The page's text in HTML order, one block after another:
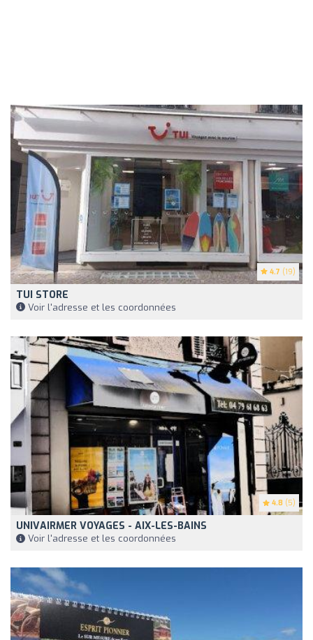
4.7 (19)
TUI STORE
Voir l'adresse et les coordonnées
4.8 (5)
UNIVAIRMER VOYAGES - AIX-LES-BAINS
Voir l'adresse et les coordonnées